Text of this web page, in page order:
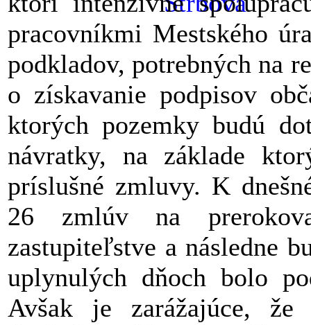
pracovníkmi Mestského
podkladov, potrebných na
o získavanie podpisov
ktorých pozemky budú
návratky, na základe
príslušné zmluvy. K
26 zmlúv na
zastupiteľstve a následne
uplynulých dňoch bolo
Avšak je zarážajúce,